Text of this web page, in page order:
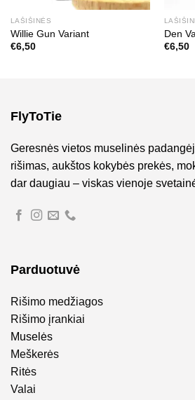
LAŠIŠINĖS
Willie Gun Variant
€6,50
Den
€6,50
FlyToTie
Geresnės vietos muselinės
rišimas, aukštos kokybės prekės,
dar daugiau – viskas vienoje
Parduotuvė
Rišimo medžiagos
Rišimo įrankiai
Muselės
Meškerės
Ritės
Valai